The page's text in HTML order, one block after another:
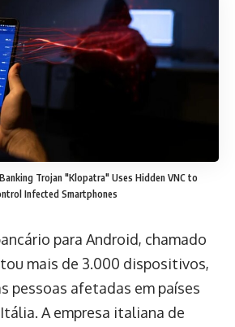
Trojan "Klopatra" Uses Hidden VNC to
Infected Smartphones
para Android, chamado
mais de 3.000 dispositivos,
pessoas afetadas em países
A empresa italiana de